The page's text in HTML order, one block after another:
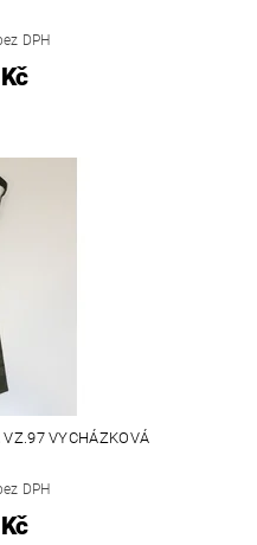
DPH
VZ.97 VYCHÁZKOVÁ
DPH